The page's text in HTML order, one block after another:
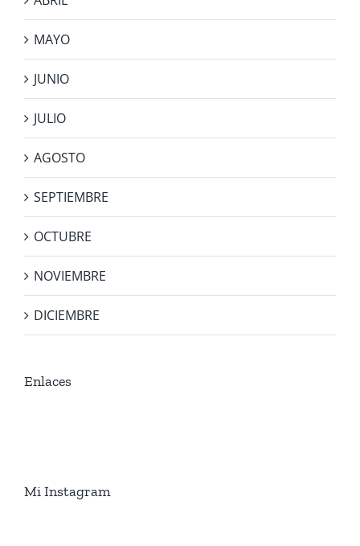
MAYO
JUNIO
JULIO
AGOSTO
SEPTIEMBRE
OCTUBRE
NOVIEMBRE
DICIEMBRE
Enlaces
Mi Instagram